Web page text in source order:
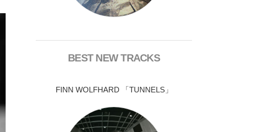
BEST NEW TRACKS
FINN WOLFHARD 「TUNNELS」